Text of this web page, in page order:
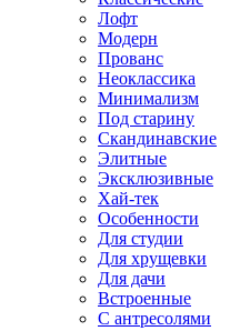
Лофт
Модерн
Прованс
Неоклассика
Минимализм
Под старину
Скандинавские
Элитные
Эксклюзивные
Хай-тек
Особенности
Для студии
Для хрущевки
Для дачи
Встроенные
С антресолями